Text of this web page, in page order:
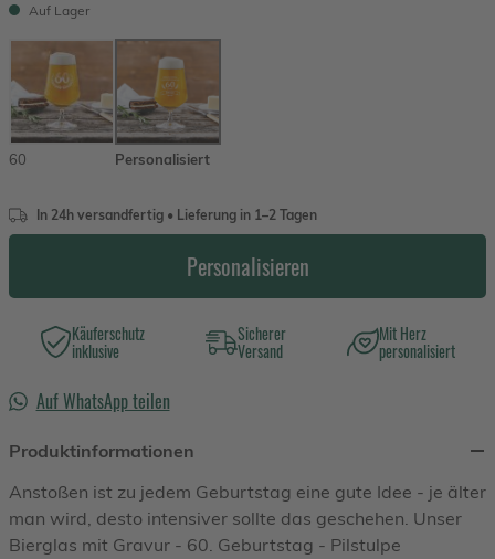
Auf Lager
60 Personalisiert
In 24h versandfertig • Lieferung in 1–2 Tagen
Personalisieren
Käuferschutz
inklusive
Sicherer
Versand
Mit Herz
personalisiert
Auf WhatsApp teilen
Produktinformationen
Anstoßen ist zu jedem Geburtstag eine gute Idee - je älter
man wird, desto intensiver sollte das geschehen. Unser
Bierglas mit Gravur - 60. Geburtstag - Pilstulpe